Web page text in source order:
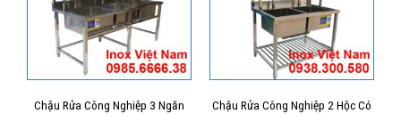
Chậu Rửa Công Nghiệp 3 Ngăn
Chậu Rửa Công Nghiệp 2 Hộc Có